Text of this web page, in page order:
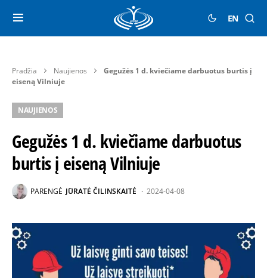
EN
Pradžia Naujienos
Gegužės 1 d. kviečiame darbuotus burtis į
eiseną Vilniuje
NAUJIENOS
Gegužės 1 d. kviečiame darbuotus
burtis į eiseną Vilniuje
PARENGĖ JŪRATĖ ČILINSKAITĖ 2024-04-08